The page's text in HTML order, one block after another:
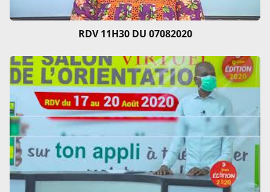
RDV 11H30 DU 07082020